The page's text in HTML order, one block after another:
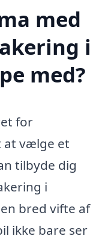
med
i
med?
for
at vælge et
tilbyde dig
i
bred vifte af
ikke bare ser